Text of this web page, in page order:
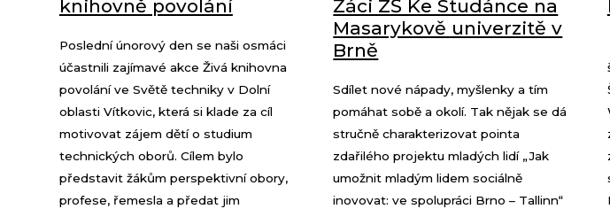
knihovně povolání
Poslední únorový den se naši osmáci
účastnili zajímavé akce Živá knihovna
povolání ve Světě techniky v Dolní
oblasti Vítkovic, která si klade za cíl
motivovat zájem dětí o studium
technických oborů. Cílem bylo
představit žákům perspektivní obory,
profese, řemesla a předat jim
Žáci ZŠ Ke Studánce na
Masarykově univerzitě v
Brně
Sdílet nové nápady, myšlenky a tím
pomáhat sobě a okolí. Tak nějak se dá
stručně charakterizovat pointa
zdařilého projektu mladých lidí „Jak
umožnit mladým lidem sociálně
inovovat: ve spolupráci Brno – Tallinn“